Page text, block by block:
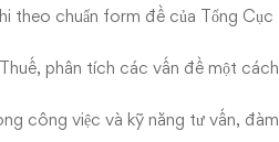
theo chuẩn form đề của Tổng Cục
phân tích các vấn đề một
công việc và kỹ năng tư vấn,